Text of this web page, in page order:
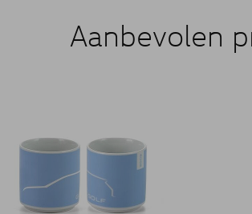
Aanbevolen